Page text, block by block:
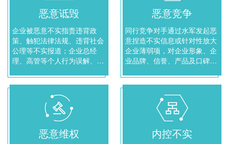
恶意诋毁
企业被恶意不实指责违背政
策、触犯法律法规、违背社会
公理等不实报道；企业总经
理、高管等个人行为误解、误
诋毁行为。
恶意竞争
同行竞争对手通过水军发起恶
意捏造不实信息或针对性放大
企业薄弱项，对企业形象、企
业品牌、信誉、产品及口碑进
恶意维权 内控不实